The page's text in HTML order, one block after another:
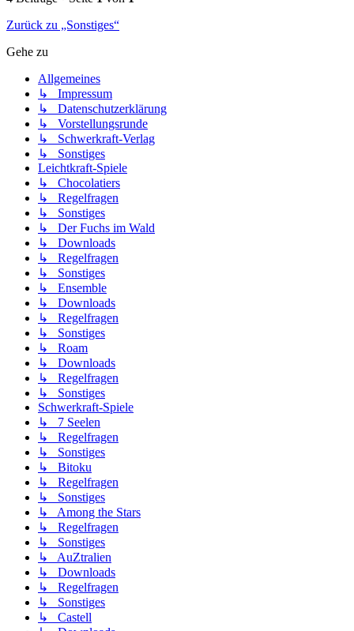
Zurück zu „Sonstiges“
Gehe zu
Allgemeines
↳ Impressum
↳ Datenschutzerklärung
↳ Vorstellungsrunde
↳ Schwerkraft-Verlag
↳ Sonstiges
Leichtkraft-Spiele
↳ Chocolatiers
↳ Regelfragen
↳ Sonstiges
↳ Der Fuchs im Wald
↳ Downloads
↳ Regelfragen
↳ Sonstiges
↳ Ensemble
↳ Downloads
↳ Regelfragen
↳ Sonstiges
↳ Roam
↳ Downloads
↳ Regelfragen
↳ Sonstiges
Schwerkraft-Spiele
↳ 7 Seelen
↳ Regelfragen
↳ Sonstiges
↳ Bitoku
↳ Regelfragen
↳ Sonstiges
↳ Among the Stars
↳ Regelfragen
↳ Sonstiges
↳ AuZtralien
↳ Downloads
↳ Regelfragen
↳ Sonstiges
↳ Castell